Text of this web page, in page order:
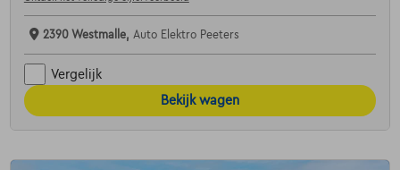
2390 Westmalle, Auto Elektro Peeters
Vergelijk
Bekijk wagen